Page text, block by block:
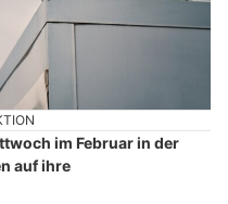
im Februar in der
auf ihre